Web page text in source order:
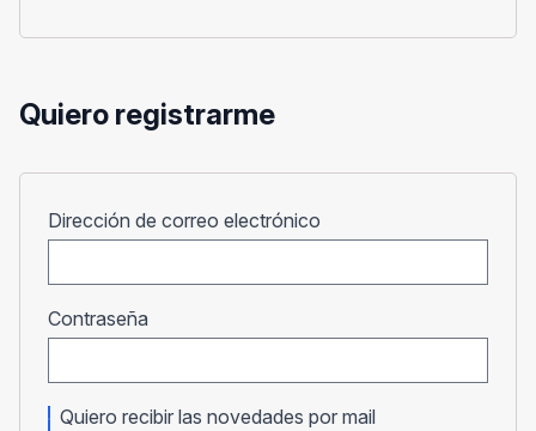
Quiero registrarme
Dirección de correo electrónico
Contraseña
Quiero recibir las novedades por mail